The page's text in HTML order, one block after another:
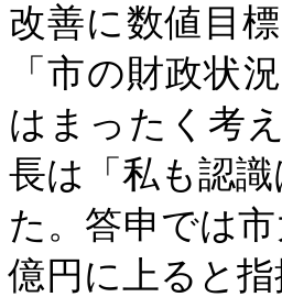
改善に数値目
「市の財政状
はまったく考
長は「私も認
た。答申では
億円に上ると